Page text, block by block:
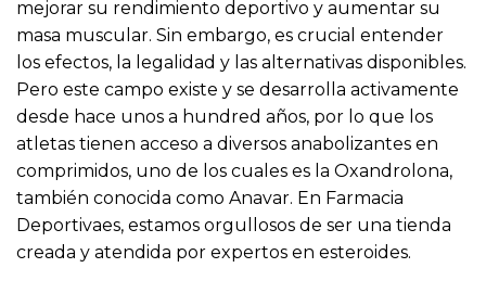
mejorar su rendimiento deportivo y aumentar su
masa muscular. Sin embargo, es crucial entender
los efectos, la legalidad y las alternativas disponibles.
Pero este campo existe y se desarrolla activamente
desde hace unos a hundred años, por lo que los
atletas tienen acceso a diversos anabolizantes en
comprimidos, uno de los cuales es la Oxandrolona,
también conocida como Anavar. En Farmacia
Deportivaes, estamos orgullosos de ser una tienda
creada y atendida por expertos en esteroides.